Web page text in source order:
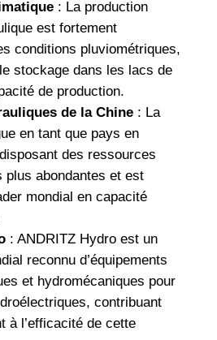
: La production
est fortement
conditions pluviométriques,
stockage dans les lacs de
de production.
de la Chine: La
en tant que pays en
des ressources
plus abondantes et est
mondial en capacité
: ANDRITZ Hydro est un
reconnu d’équipements
et hydromécaniques pour
contribuant
à l’efficacité de cette